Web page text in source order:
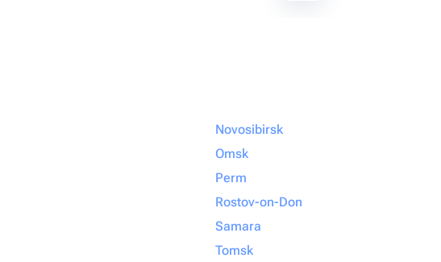
Novosibirsk
Omsk
Perm
Rostov-on-Don
Samara
Tomsk